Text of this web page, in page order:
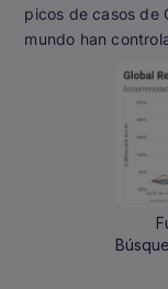
picos de casos de
mundo han